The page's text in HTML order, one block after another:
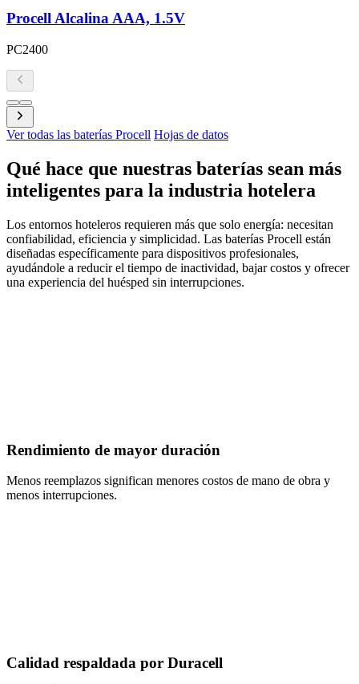
Procell Alcalina AAA, 1.5V
PC2400
Ver todas las baterías Procell Hojas de datos
Qué hace que nuestras baterías sean más
inteligentes para la industria hotelera
Los entornos hoteleros requieren más que solo energía: necesitan
confiabilidad, eficiencia y simplicidad. Las baterías Procell están
diseñadas específicamente para dispositivos profesionales,
ayudándole a reducir el tiempo de inactividad, bajar costos y ofrecer
una experiencia del huésped sin interrupciones.
Rendimiento de mayor duración
Menos reemplazos significan menores costos de mano de obra y
menos interrupciones.
Calidad respaldada por Duracell